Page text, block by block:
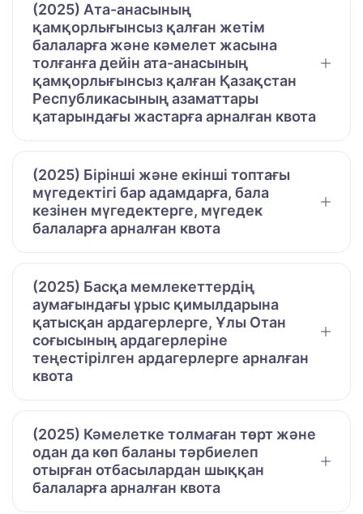
(2025) Ата-анасының
қамқорлығынсыз қалған жетім
балаларға және кәмелет жасына
толғанға дейін ата-анасының
қамқорлығынсыз қалған Қазақстан
Республикасының азаматтары
қатарындағы жастарға арналған квота
(2025) Бірінші және екінші топтағы
мүгедектігі бар адамдарға, бала
кезінен мүгедектерге, мүгедек
балаларға арналған квота
(2025) Басқа мемлекеттердің
аумағындағы ұрыс қимылдарына
қатысқан ардагерлерге, Ұлы Отан
соғысының ардагерлеріне
теңестірілген ардагерлерге арналған
квота
(2025) Кәмелетке толмаған төрт және
одан да көп баланы тәрбиелеп
отырған отбасылардан шыққан
балаларға арналған квота